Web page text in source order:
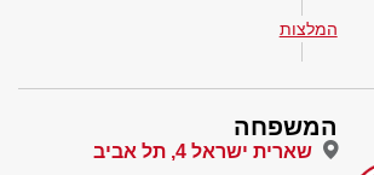
המלצות
המשפחה
שארית ישראל 4, תל אביב